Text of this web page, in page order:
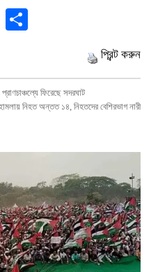
Email
প্রিন্ট করুন
ফিরেছে সদরঘাট
নিহত অন্তত ১৪, নিহতদের বেশিরভাগ নারী